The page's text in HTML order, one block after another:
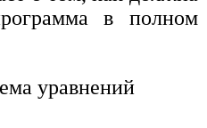
в полном
уравнений